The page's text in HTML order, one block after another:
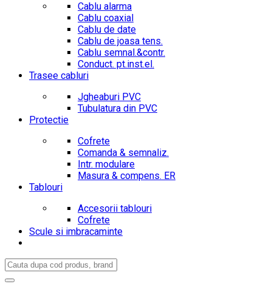
Cablu alarma
Cablu coaxial
Cablu de date
Cablu de joasa tens.
Cablu semnal.&contr.
Conduct. pt.inst.el.
Trasee cabluri
Jgheaburi PVC
Tubulatura din PVC
Protectie
Cofrete
Comanda & semnaliz.
Intr. modulare
Masura & compens. ER
Tablouri
Accesorii tablouri
Cofrete
Scule si imbracaminte
Search